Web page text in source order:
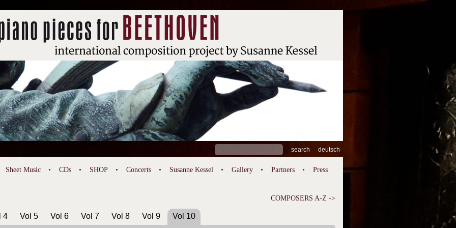
for:
deutsch
Sheet Music CDs SHOP Concerts Susanne Kessel Gallery Partners Press
COMPOSERS A-Z ->
4 Vol 5 Vol 6 Vol 7 Vol 8 Vol 9 Vol 10